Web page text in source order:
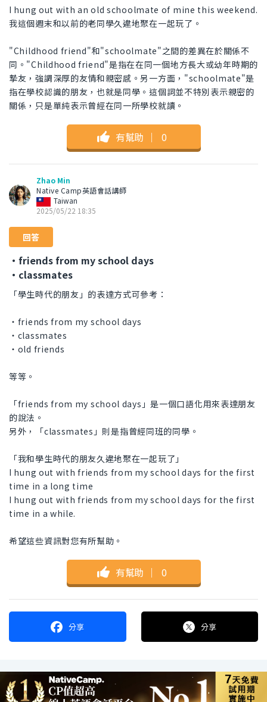
I hung out with an old schoolmate of mine this weekend.
我這個週末和以前的老同學久違地聚在一起玩了。
"Childhood friend"和"schoolmate"之間的差異在於關係不
同。"Childhood friend"是指在在同一個地方長大或幼年時期的
摯友，強調深厚的友情和親密感。另一方面，"schoolmate"是
指在學校認識的朋友，也就是同學。這個詞並不特別表示親密的
關係，只是單純表示曾經在同一所學校就讀。
有幫助 ｜ 0
Zhao Min
Native Camp英語會話講師
Taiwan
2025/05/22 18:35
回答
・friends from my school days
・classmates
「學生時代的朋友」的表達方式可參考：
・friends from my school days
・classmates
・old friends
等等。
「friends from my school days」是一個口語化用來表達朋友
的說法。
另外，「classmates」則是指曾經同班的同學。
「我和學生時代的朋友久違地聚在一起玩了」
I hung out with friends from my school days for the first
time in a long time
I hung out with friends from my school days for the first
time in a while.
希望這些資訊對您有所幫助。
有幫助 ｜ 0
分享 分享